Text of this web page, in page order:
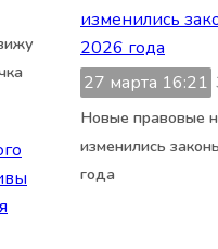
27 марта 16:21
Новые правовые
изменились
года